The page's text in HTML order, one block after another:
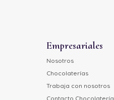
Empresariales
Nosotros
Chocolaterías
Trabaja con nosotros
Contacto Chocolatería